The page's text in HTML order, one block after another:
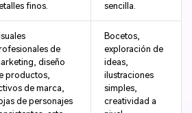
finos. sencilla.
de
diseño
productos,
de marca,
de personajes
Bocetos,
exploración de
ideas,
ilustraciones
simples,
creatividad a